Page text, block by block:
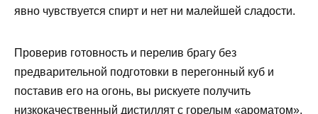
явно чувствуется спирт и нет ни малейшей сладости.
Проверив готовность и перелив брагу без
предварительной подготовки в перегонный куб и
поставив его на огонь, вы рискуете получить
низкокачественный дистиллят с горелым «ароматом».